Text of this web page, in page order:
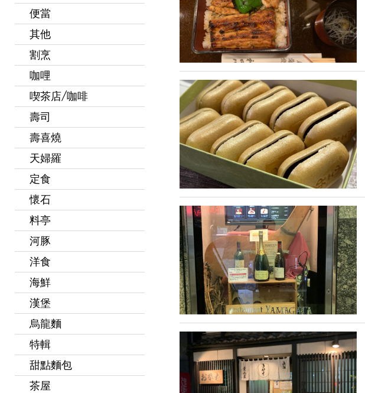
便當
其他
割烹
咖哩
喫茶店/咖啡
壽司
壽喜燒
天婦羅
定食
懷石
料亭
河豚
洋食
海鮮
漢堡
烏龍麵
特輯
甜點麵包
茶屋